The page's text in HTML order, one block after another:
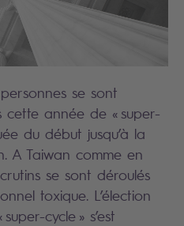
se sont
cette année de « super-
du début jusqu’à la
A Taiwan comme en
se sont déroulés
toxique. L’élection
cycle » s’est